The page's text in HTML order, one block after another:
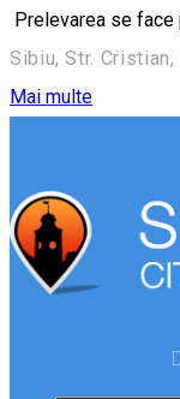
Prelevarea se face
Sibiu, Str. Cristian,
Mai multe